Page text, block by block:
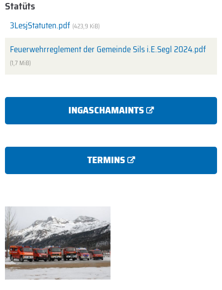
Statüts
3LesjStatuten.pdf (423,9 KiB)
Feuerwehrreglement der Gemeinde Sils i.E.Segl 2024.pdf
(1,7 MiB)
INGASCHAMAINTS
TERMINS